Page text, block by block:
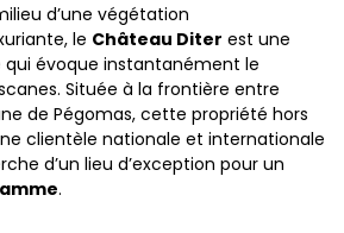
d’une végétation
le Château Diter est une
évoque instantanément le
Située à la frontière entre
de Pégomas, cette propriété hors
clientèle nationale et internationale
d’un lieu d’exception pour un
.